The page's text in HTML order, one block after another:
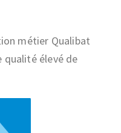
métier Qualibat
qualité élevé de